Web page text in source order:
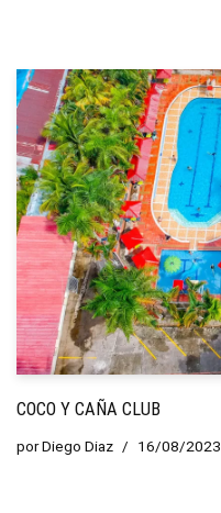
COCO Y CAÑA CLUB
porDiego Diaz 16/08/2023